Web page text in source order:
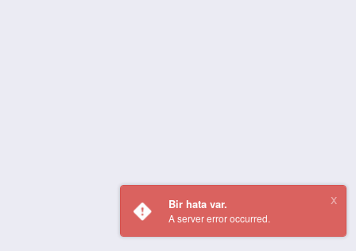
Bir hata var.
A server error occurred.